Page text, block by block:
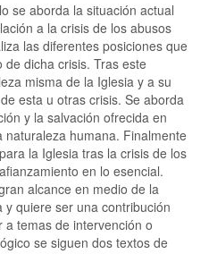
se aborda la situación actual
a la crisis de los abusos
las diferentes posiciones que
dicha crisis. Tras este
misma de la Iglesia y a su
esta u otras crisis. Se aborda
y la salvación ofrecida en
humana. Finalmente
la Iglesia tras la crisis de los
en lo esencial.
alcance en medio de la
quiere ser una contribución
temas de intervención o
se siguen dos textos de